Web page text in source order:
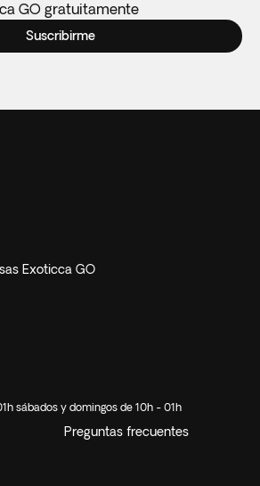
GO gratuitamente
Suscribirme
Exoticca GO
sábados y domingos de 10h - 01h
Preguntas frecuentes